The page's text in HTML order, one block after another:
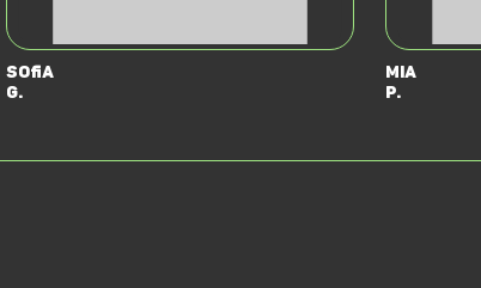
Sofia
G.
Mia
P.